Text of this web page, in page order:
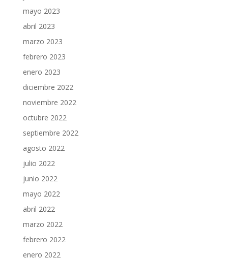
mayo 2023
abril 2023
marzo 2023
febrero 2023
enero 2023
diciembre 2022
noviembre 2022
octubre 2022
septiembre 2022
agosto 2022
julio 2022
junio 2022
mayo 2022
abril 2022
marzo 2022
febrero 2022
enero 2022